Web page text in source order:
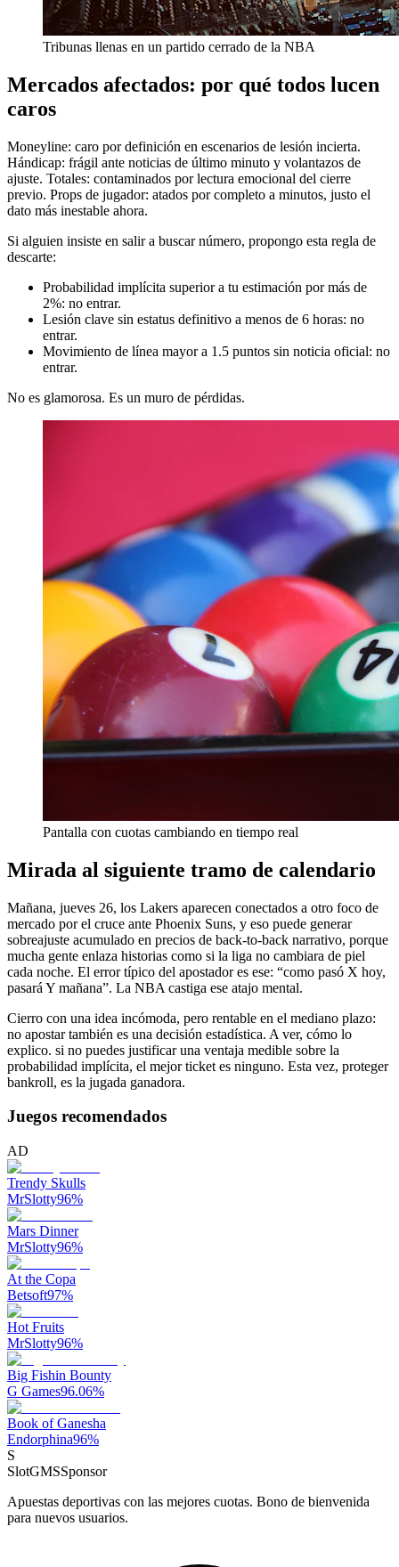
Tribunas llenas en un partido cerrado de la NBA
Mercados afectados: por qué todos lucen
caros
Moneyline: caro por definición en escenarios de lesión incierta.
Hándicap: frágil ante noticias de último minuto y volantazos de
ajuste. Totales: contaminados por lectura emocional del cierre
previo. Props de jugador: atados por completo a minutos, justo el
dato más inestable ahora.
Si alguien insiste en salir a buscar número, propongo esta regla de
descarte:
Probabilidad implícita superior a tu estimación por más de
2%: no entrar.
Lesión clave sin estatus definitivo a menos de 6 horas: no
entrar.
Movimiento de línea mayor a 1.5 puntos sin noticia oficial: no
entrar.
No es glamorosa. Es un muro de pérdidas.
Pantalla con cuotas cambiando en tiempo real
Mirada al siguiente tramo de calendario
Mañana, jueves 26, los Lakers aparecen conectados a otro foco de
mercado por el cruce ante Phoenix Suns, y eso puede generar
sobreajuste acumulado en precios de back-to-back narrativo, porque
mucha gente enlaza historias como si la liga no cambiara de piel
cada noche. El error típico del apostador es ese: “como pasó X hoy,
pasará Y mañana”. La NBA castiga ese atajo mental.
Cierro con una idea incómoda, pero rentable en el mediano plazo:
no apostar también es una decisión estadística. A ver, cómo lo
explico. si no puedes justificar una ventaja medible sobre la
probabilidad implícita, el mejor ticket es ninguno. Esta vez, proteger
bankroll, es la jugada ganadora.
Juegos recomendados
AD
Trendy Skulls
MrSlotty96%
Mars Dinner
MrSlotty96%
At the Copa
Betsoft97%
Hot Fruits
MrSlotty96%
Big Fishin Bounty
G Games96.06%
Book of Ganesha
Endorphina96%
S
SlotGMSSponsor
Apuestas deportivas con las mejores cuotas. Bono de bienvenida
para nuevos usuarios.